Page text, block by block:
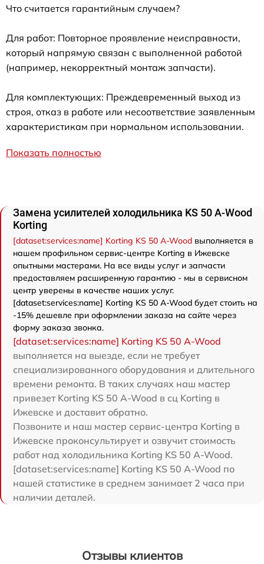
Что считается гарантийным случаем?
Для работ: Повторное проявление неисправности,
который напрямую связан с выполненной работой
(например, некорректный монтаж запчасти).
Для комплектующих: Преждевременный выход из
строя, отказ в работе или несоответствие заявленным
характеристикам при нормальном использовании.
Показать полностью
Замена усилителей холодильника KS 50 A-Wood
Korting
[dataset:services:name] Korting KS 50 A-Wood выполняется в
нашем профильном сервис-центре Korting в Ижевске
опытными мастерами. На все виды услуг и запчасти
предоставляем расширенную гарантию - мы в сервисном
центр уверены в качестве наших услуг.
[dataset:services:name] Korting KS 50 A-Wood будет стоить на
-15% дешевле при оформлении заказа на сайте через
форму заказа звонка.
[dataset:services:name] Korting KS 50 A-Wood
выполняется на выезде, если не требует
специализированного оборудования и длительного
времени ремонта. В таких случаях наш мастер
привезет Korting KS 50 A-Wood в сц Korting в
Ижевске и доставит обратно.
Позвоните и наш мастер сервис-центра Korting в
Ижевске проконсультирует и озвучит стоимость
работ над холодильника Korting KS 50 A-Wood.
[dataset:services:name] Korting KS 50 A-Wood по
нашей статистике в среднем занимает 2 часа при
наличии деталей.
Отзывы клиентов